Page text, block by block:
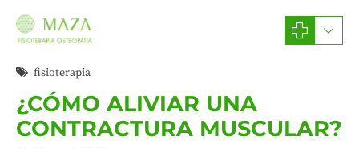
fisioterapia
¿CÓMO ALIVIAR UNA
CONTRACTURA MUSCULAR?